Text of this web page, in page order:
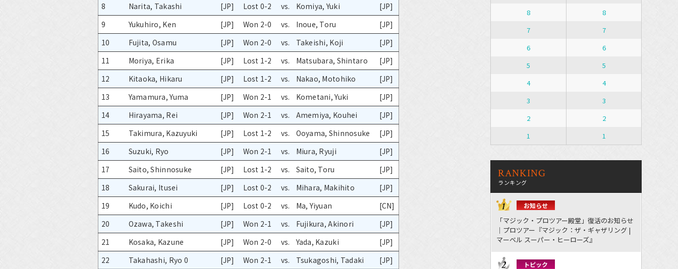
8
Narita, Takashi [JP] Lost 0-2 vs. Komiya, Yuki
[JP]
9
Yukuhiro, Ken [JP] Won 2-0 vs. Inoue, Toru
[JP]
10
Fujita, Osamu [JP] Won 2-0 vs. Takeishi, Koji
[JP]
11
Moriya, Erika [JP] Lost 1-2 vs. Matsubara, Shintaro
[JP]
12
Kitaoka, Hikaru [JP] Lost 1-2 vs. Nakao, Motohiko
[JP]
13
Yamamura, Yuma [JP] Won 2-1 vs. Kometani, Yuki
[JP]
14
Hirayama, Rei [JP] Won 2-1 vs. Amemiya, Kouhei
[JP]
15
Takimura, Kazuyuki [JP] Lost 1-2 vs. Ooyama, Shinnosuke
[JP]
16
Suzuki, Ryo [JP] Won 2-1 vs. Miura, Ryuji
[JP]
17
Saito, Shinnosuke [JP] Lost 1-2 vs. Saito, Toru
[JP]
18
Sakurai, Itusei [JP] Lost 0-2 vs. Mihara, Makihito
[JP]
19
Kudo, Koichi [JP] Lost 0-2 vs. Ma, Yiyuan
[CN]
20
Ozawa, Takeshi [JP] Won 2-1 vs. Fujikura, Akinori
[JP]
21
Kosaka, Kazune [JP] Won 2-0 vs. Yada, Kazuki
[JP]
22
Takahashi, Ryo 0 [JP] Won 2-1 vs. Tsukagoshi, Tadaki
[JP]
8
8
7
7
6
6
5
5
4
4
3
3
2
2
1
1
RANKING
ランキング
お知らせ
「マジック・プロツアー殿堂」復活のお知らせ
｜プロツアー『マジック：ザ・ギャザリング |
マーベル スーパー・ヒーローズ』
トピック